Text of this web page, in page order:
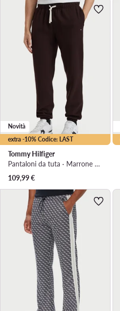
extra -10% Codice: LAST
Novità
Tommy Hilfiger
Pantaloni da tuta · Marrone scuro · Relaxed Fit
109,99€